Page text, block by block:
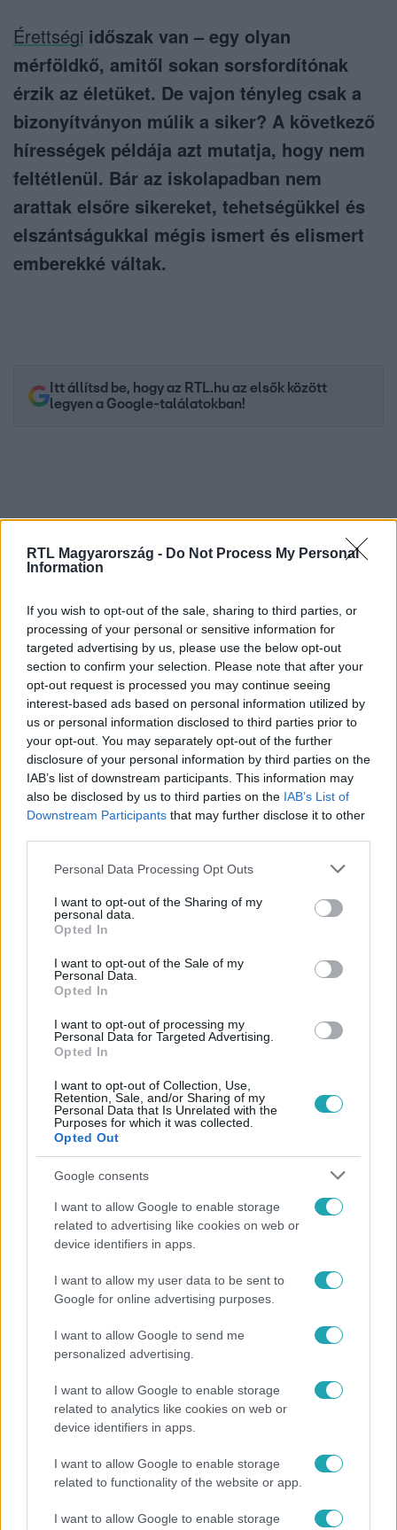
RTL Magyarország - Do Not Process My Personal
Information
If you wish to opt-out of the sale, sharing to third parties, or
processing of your personal or sensitive information for
targeted advertising by us, please use the below opt-out
section to confirm your selection. Please note that after your
opt-out request is processed you may continue seeing
interest-based ads based on personal information utilized by
us or personal information disclosed to third parties prior to
your opt-out. You may separately opt-out of the further
disclosure of your personal information by third parties on the
IAB’s list of downstream participants. This information may
also be disclosed by us to third parties on the IAB’s List of
Downstream Participants that may further disclose it to other
Please note that this website/app uses one or more Google
not limited to your visit or usage behaviour. You may click to
grant or deny consent to Google and its third-party tags to
use your data for below specified purposes in below Google
consent section.
Personal Data Processing Opt Outs
I want to opt-out of the Sharing of my
personal data.
Opted In
I want to opt-out of the Sale of my
Personal Data.
Opted In
I want to opt-out of processing my
Personal Data for Targeted Advertising.
Opted In
I want to opt-out of Collection, Use,
Retention, Sale, and/or Sharing of my
Personal Data that Is Unrelated with the
Purposes for which it was collected.
Opted Out
Google consents
I want to allow Google to enable storage
related to advertising like cookies on web or
device identifiers in apps.
I want to allow my user data to be sent to
Google for online advertising purposes.
I want to allow Google to send me
personalized advertising.
I want to allow Google to enable storage
related to analytics like cookies on web or
device identifiers in apps.
I want to allow Google to enable storage
related to functionality of the website or app.
I want to allow Google to enable storage
Érettségi időszak van – egy olyan
mérföldkő, amitől sokan sorsfordítónak
érzik az életüket. De vajon tényleg csak a
bizonyítványon múlik a siker? A következő
hírességek példája azt mutatja, hogy nem
feltétlenül. Bár az iskolapadban nem
arattak elsőre sikereket, tehetségükkel és
elszántságukkal mégis ismert és elismert
emberekké váltak.
Itt állítsd be, hogy az RTL.hu az elsők között
legyen a Google-találatokban!
Kövess minket, és értesülj a friss hírekről a
Facebookon is!
Követem
ÉRETTSÉGI 2025
Népszerű
Fókusz
Megvan, kik váltják a fenyegetés miatt visszalépő
Majkát a SIC Feszten